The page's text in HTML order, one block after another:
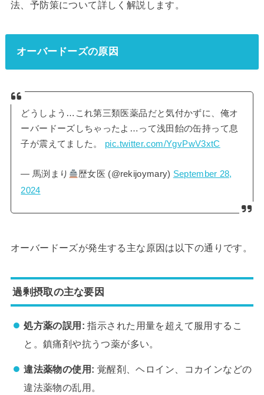
法、予防策について詳しく解説します。
オーバードーズの原因
どうしよう…これ第三類医薬品だと気付かずに、俺オ
ーバードーズしちゃったよ…って浅田飴の缶持って息
子が震えてました。 pic.twitter.com/YgvPwV3xtC
— 馬渕まり 歴女医 (@rekijoymary) September 28,
2024
オーバードーズが発生する主な原因は以下の通りです。
過剰摂取の主な要因
処方薬の誤用: 指示された用量を超えて服用するこ
と。鎮痛剤や抗うつ薬が多い。
違法薬物の使用: 覚醒剤、ヘロイン、コカインなどの
違法薬物の乱用。